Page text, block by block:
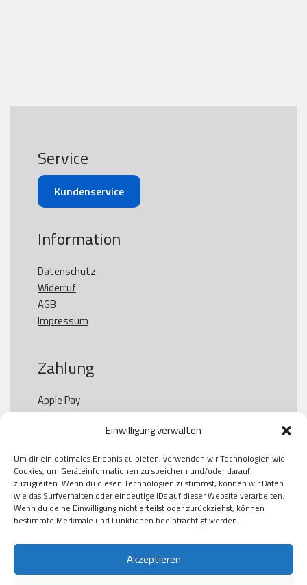
Einwilligung verwalten
Um dir ein optimales Erlebnis zu bieten, verwenden wir Technologien wie
Cookies, um Geräteinformationen zu speichern und/oder darauf
zuzugreifen. Wenn du diesen Technologien zustimmst, können wir Daten
wie das Surfverhalten oder eindeutige IDs auf dieser Website verarbeiten.
Wenn du deine Einwilligung nicht erteilst oder zurückziehst, können
bestimmte Merkmale und Funktionen beeinträchtigt werden.
Akzeptieren
Service
Kundenservice
Information
Datenschutz
Widerruf
AGB
Impressum
Zahlung
Apple Pay
Paypal
Kauf auf Rechung
Klarna
American Express